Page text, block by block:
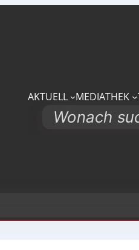
AKTUELL MEDIATHEK
Search